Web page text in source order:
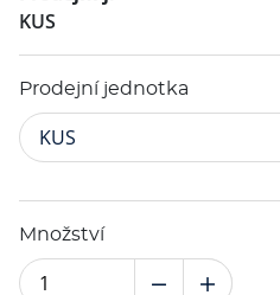
KUS
Prodejní jednotka
KUS
Množství